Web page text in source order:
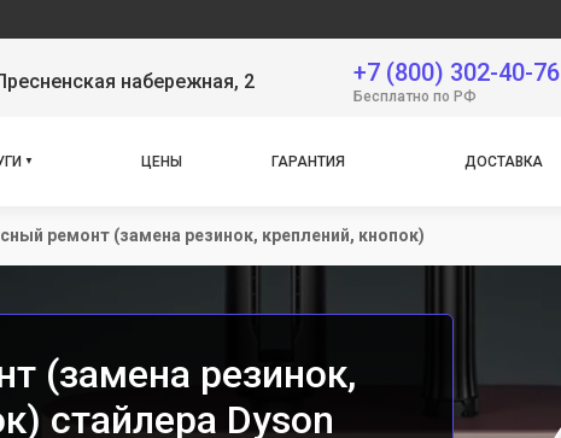
набережная, 2 +7 (800) 302-40-76
Бесплатно по РФ
ЦЕНЫ ГАРАНТИЯ ДОСТАВКА
ремонт (замена резинок, креплений, кнопок)
(замена резинок,
стайлера Dyson